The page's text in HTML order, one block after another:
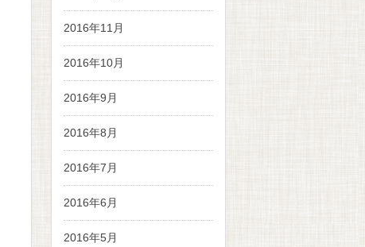
2016年11月
2016年10月
2016年9月
2016年8月
2016年7月
2016年6月
2016年5月